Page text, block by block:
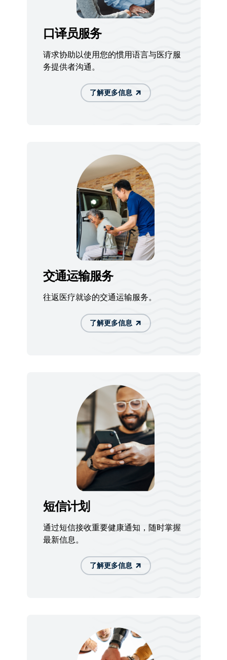
口译员服务
请求协助以使用您的惯用语言与医疗服
务提供者沟通。
了解更多信息
交通运输服务
往返医疗就诊的交通运输服务。
了解更多信息
短信计划
通过短信接收重要健康通知，随时掌握
最新信息。
了解更多信息